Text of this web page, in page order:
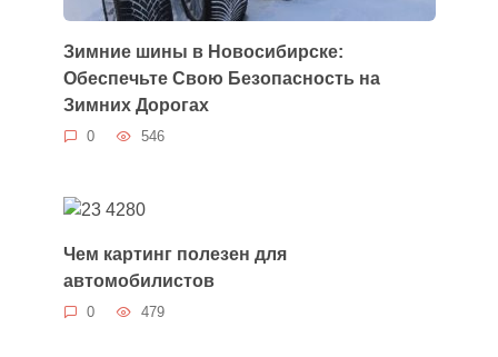
Зимние шины в Новосибирске:
Обеспечьте Свою Безопасность на
Зимних Дорогах
0 546
Чем картинг полезен для
автомобилистов
0 479